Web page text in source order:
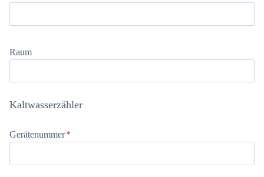
Raum
Kaltwasserzähler
Gerätenummer*